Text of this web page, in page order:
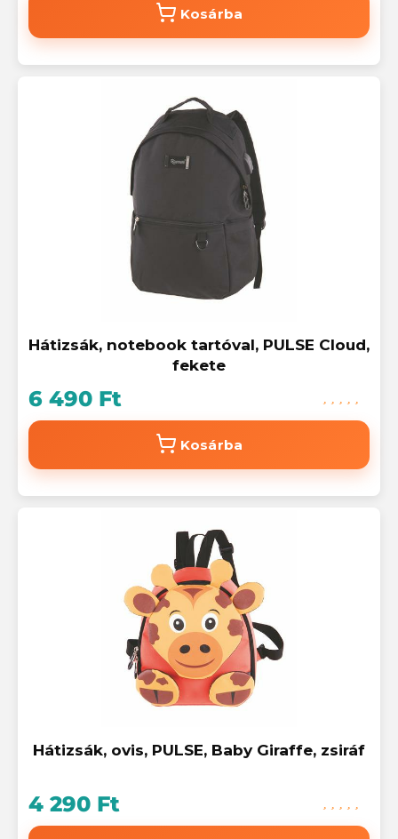
Kosárba
Hátizsák, notebook tartóval, PULSE Cloud,
fekete
6 490 Ft
Kosárba
Hátizsák, ovis, PULSE, Baby Giraffe, zsiráf
4 290 Ft